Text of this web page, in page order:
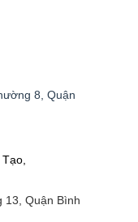
8, Quận
13, Quận Bình